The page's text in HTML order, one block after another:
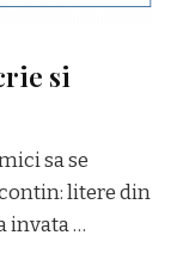
si
sa se
litere din
invata …